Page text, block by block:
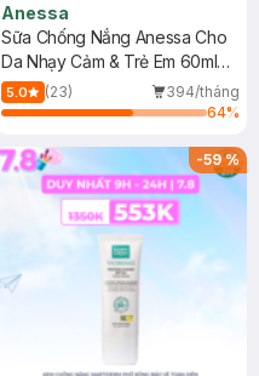
Anessa
Sữa Chống Nắng Anessa Cho
Da Nhạy Cảm & Trẻ Em 60ml
(Mới)
5.0 (23)
394/tháng
64%
-59%